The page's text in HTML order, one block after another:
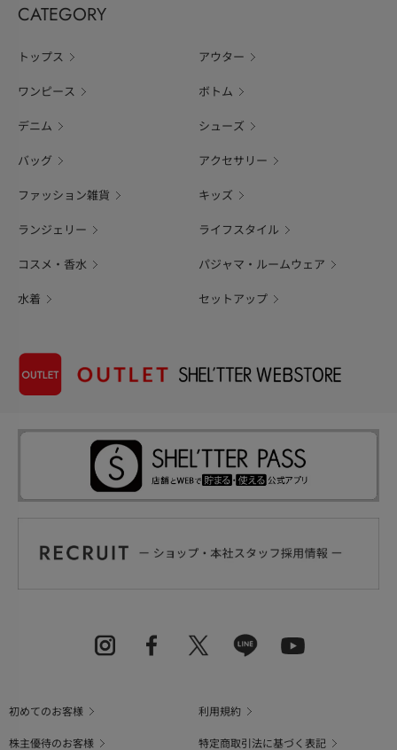
CATEGORY
トップス アウター
ワンピース ボトム
デニム シューズ
バッグ アクセサリー
ファッション雑貨 キッズ
ランジェリー ライフスタイル
コスメ・香水 パジャマ・ルームウェア
水着 セットアップ
初めてのお客様
利用規約
株主優待のお客様
特定商取引法に基づく表記